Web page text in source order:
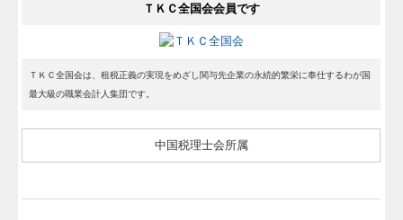
ＴＫＣ全国会会員です
ＴＫＣ全国会は、租税正義の実現をめざし関与先企業の永続的繁栄に奉仕するわが国
最大級の職業会計人集団です。
中国税理士会所属